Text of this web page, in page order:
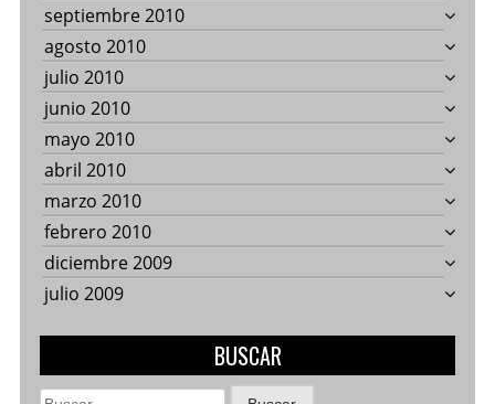
septiembre 2010
agosto 2010
julio 2010
junio 2010
mayo 2010
abril 2010
marzo 2010
febrero 2010
diciembre 2009
julio 2009
BUSCAR